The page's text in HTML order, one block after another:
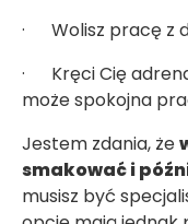
· Wolisz pracę z
· Kręci Cię
może spokojna
Jestem zdania, że
smakować i
musisz być